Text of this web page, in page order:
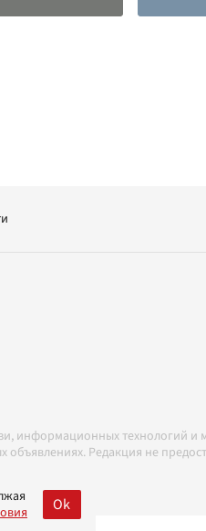
информационных технологий
объявлениях. Редакция не
Ok